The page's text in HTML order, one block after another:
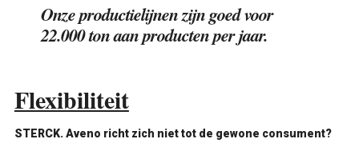
Onze productielijnen zijn goed voor
22.000 ton aan producten per jaar.
Flexibiliteit
STERCK. Aveno richt zich niet tot de gewone consument?